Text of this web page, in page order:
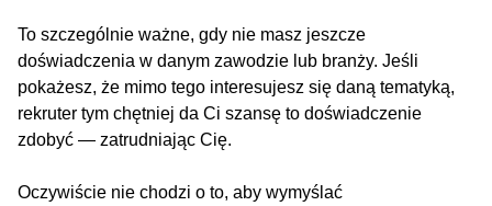
To szczególnie ważne, gdy nie masz jeszcze
doświadczenia w danym zawodzie lub branży. Jeśli
pokażesz, że mimo tego interesujesz się daną tematyką,
rekruter tym chętniej da Ci szansę to doświadczenie
zdobyć — zatrudniając Cię.
Oczywiście nie chodzi o to, aby wymyślać